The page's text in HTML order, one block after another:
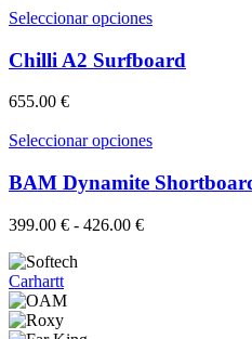
opciones
se
pueden
elegir
de
Seleccionar opcionesEste
tiene
múltiples
opciones
se
pueden
elegir
Chilli A2 Surfboard
655.00 €
Seleccionar opcionesEste
tiene
BAM Dynamite
399.00 € - 426.00 €Rango
Carhartt